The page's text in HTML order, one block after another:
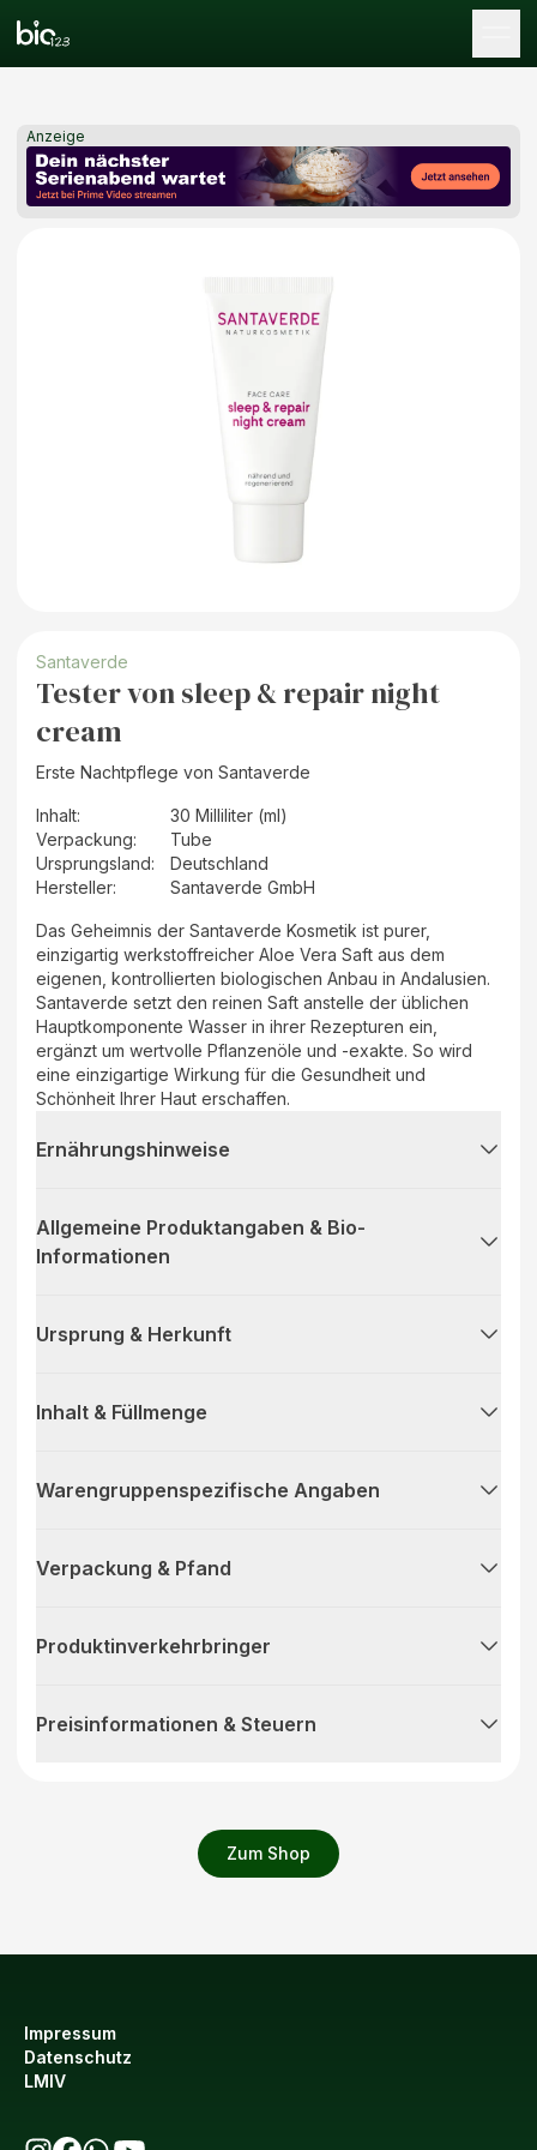
Anzeige
Zum Shop
Santaverde
Tester von sleep & repair night
cream
Erste Nachtpflege von Santaverde
Inhalt:
30 Milliliter (ml)
Verpackung:
Tube
Ursprungsland:
Deutschland
Hersteller: Santaverde GmbH
Das Geheimnis der Santaverde Kosmetik ist purer,
einzigartig werkstoffreicher Aloe Vera Saft aus dem
eigenen, kontrollierten biologischen Anbau in Andalusien.
Santaverde setzt den reinen Saft anstelle der üblichen
Hauptkomponente Wasser in ihrer Rezepturen ein,
ergänzt um wertvolle Pflanzenöle und -exakte. So wird
eine einzigartige Wirkung für die Gesundheit und
Schönheit Ihrer Haut erschaffen.
Ernährungshinweise
Allgemeine Produktangaben & Bio-
Informationen
Ursprung & Herkunft
Inhalt & Füllmenge
Warengruppenspezifische Angaben
Verpackung & Pfand
Produktinverkehrbringer
Preisinformationen & Steuern
Impressum
Datenschutz
LMIV